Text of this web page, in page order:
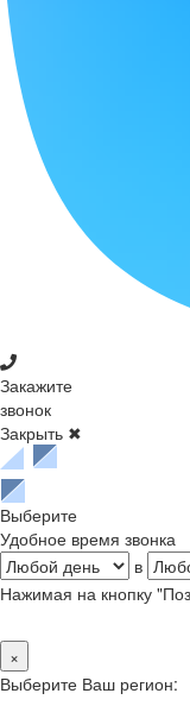
Закажите
звонок
Закрыть ✖
Выберите
Удобное время звонка
в
Нажимая на кнопку
×
Выберите Ваш регион: